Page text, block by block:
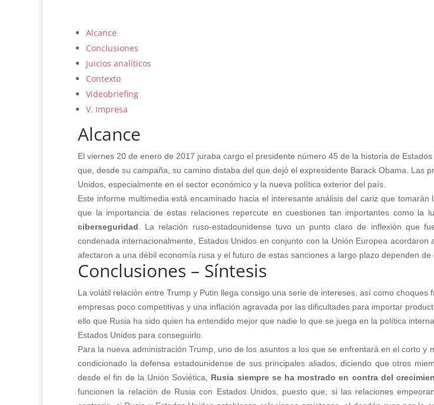
Alcance
Conclusiones
Juicios analíticos
Contexto
Videobriefing
V. Impresa
Alcance
El viernes 20 de enero de 2017 juraba cargo el presidente número 45 de la historia de
que, desde su campaña, su camino distaba del que dejó el expresidente Barack Obama. Las
Unidos, especialmente en el sector económico y la nueva política exterior del país.
Este informe multimedia está encaminado hacia el interesante análisis del cariz que
que la importancia de estas relaciones repercute en cuestiones tan importantes como la
ciberseguridad . La relación ruso-estadounidense tuvo un punto claro de inflexión que
condenada internacionalmente, Estados Unidos en conjunto con la Unión Europea acordaron
afectaron a una débil economía rusa y el futuro de estas sanciones a largo plazo dependen
Conclusiones – Síntesis
La volátil relación entre Trump y Putin llega consigo una serie de intereses, así como
empresas poco competitivas y una inflación agravada por las dificultades para importar
ello que Rusia ha sido quien ha entendido mejor que nadie lo que se juega en la política
Estados Unidos para conseguirlo.
Para la nueva administración Trump, uno de los asuntos a los que se enfrentará en el corto y
condicionado la defensa estadounidense de sus principales aliados, diciendo que otros
desde el fin de la Unión Soviética, Rusia siempre se ha mostrado en contra del
funcionen la relación de Rusia con Estados Unidos, puesto que, si las relaciones